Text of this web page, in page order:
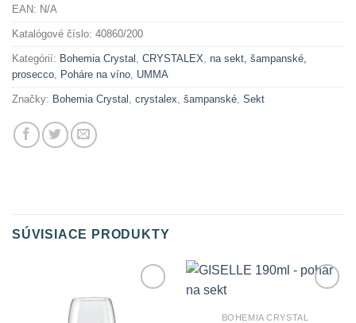
EAN: N/A
Katalógové číslo: 40860/200
Kategórií: Bohemia Crystal , CRYSTALEX, na sekt, šampanské,
prosecco, Poháre na víno, UMMA
Značky: Bohemia Crystal , crystalex, šampanské, Sekt
SÚVISIACE PRODUKTY
BOHEMIA CRYSTAL